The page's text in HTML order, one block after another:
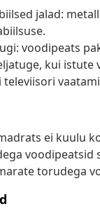
jalad:
voodipeats
kui istute
televiisori
ei kuulu
voodipeatsid
torudega